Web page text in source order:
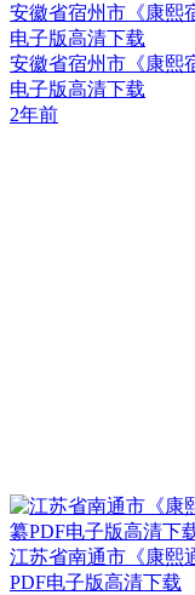
安徽省宿州市《康熙
电子版高清下载
安徽省宿州市《康熙
电子版高清下载
2年前
江苏省南通市《康熙
PDF电子版高清下载